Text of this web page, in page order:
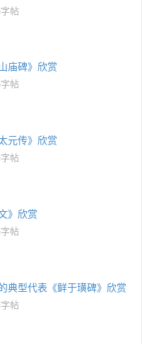
帖
庙碑》欣赏
帖
元传》欣赏
帖
》欣赏
帖
典型代表《鲜于璜碑》欣赏
帖